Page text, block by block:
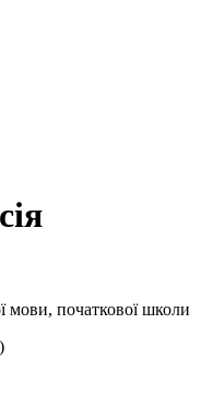
мови, початкової школи